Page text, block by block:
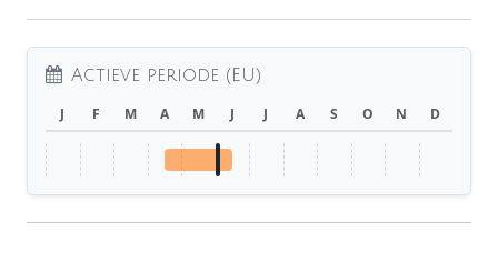
Actieve periode (EU)
J F M A M J J A S O N D